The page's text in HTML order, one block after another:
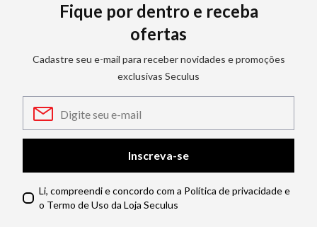
Fique por dentro e receba
ofertas
Cadastre seu e-mail para receber novidades e promoções
exclusivas Seculus
Inscreva-se
Li, compreendi e concordo com a Política de privacidade e
o Termo de Uso da Loja Seculus